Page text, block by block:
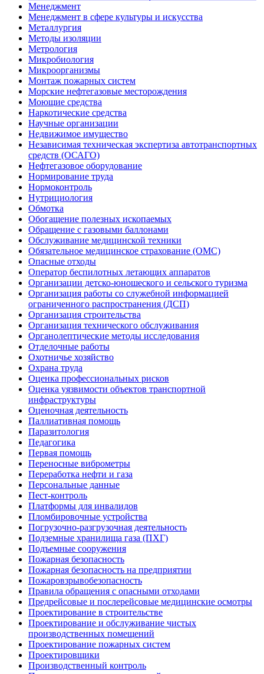
Менеджмент
Менеджмент в сфере культуры и искусства
Металлургия
Методы изоляции
Метрология
Микробиология
Микроорганизмы
Монтаж пожарных систем
Морские нефтегазовые месторождения
Моющие средства
Наркотические средства
Научные организации
Недвижимое имущество
Независимая техническая экспертиза автотранспортных
средств (ОСАГО)
Нефтегазовое оборудование
Нормирование труда
Нормоконтроль
Нутрициология
Обмотка
Обогащение полезных ископаемых
Обращение с газовыми баллонами
Обслуживание медицинской техники
Обязательное медицинское страхование (ОМС)
Опасные отходы
Оператор беспилотных летающих аппаратов
Организации детско-юношеского и сельского туризма
Организация работы со служебной информацией
ограниченного распространения (ДСП)
Организация строительства
Организация технического обслуживания
Органолептические методы исследования
Отделочные работы
Охотничье хозяйство
Охрана труда
Оценка профессиональных рисков
Оценка уязвимости объектов транспортной
инфраструктуры
Оценочная деятельность
Паллиативная помощь
Паразитология
Педагогика
Первая помощь
Переносные виброметры
Переработка нефти и газа
Персональные данные
Пест-контроль
Платформы для инвалидов
Пломбировочные устройства
Погрузочно-разгрузочная деятельность
Подземные хранилища газа (ПХГ)
Подъемные сооружения
Пожарная безопасность
Пожарная безопасность на предприятии
Пожаровзрывобезопасность
Правила обращения с опасными отходами
Предрейсовые и послерейсовые медицинские осмотры
Проектирование в строительстве
Проектирование и обслуживание чистых
производственных помещений
Проектирование пожарных систем
Проектировщики
Производственный контроль